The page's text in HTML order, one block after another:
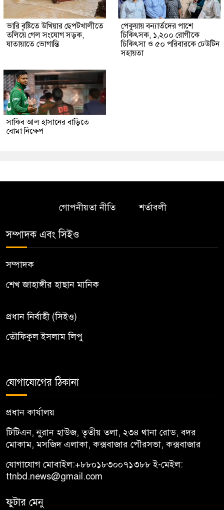
ভারি বৃষ্টিতে উখিয়ার ছেপটখালীতে
তলিয়ে গেল সংযোগ সড়ক,
যাতায়াতে ভোগান্তি
পেকুয়ায় বন্যার্তদের পাশে
চিকিৎসক, ১,২০০ রোগীকে
চিকিৎসা ও ৫০ পরিবারকে ঢেউটিন
সহায়তা
সাকিব আল হাসানের বাড়িতে
বোমা নিক্ষেপ
গোপনীয়তা নীতি শর্তাবলী
সম্পাদক এবং সিইও
সম্পাদক
শেখ জাহাঙ্গীর হাছান মানিক
প্রধান নির্বাহী (সিইও)
তৌফিকুল ইসলাম লিপু
যোগাযোগের ঠিকানা
প্রধান কার্যালয়
টিটিএন, নু্রান হাউজ, তৃতীয় তলা, ২৩৪ থানা রোড, বদর
মোকাম, মসজিদ এলাকা, কক্সবাজার পৌরসভা, কক্সবাজার
যোগাযোগ মোবাইল:+৮৮০১৮৩০০৭১৩৮৮ই-মেইল:
ttnbd.news@gmail.com
ফুটার মেনু